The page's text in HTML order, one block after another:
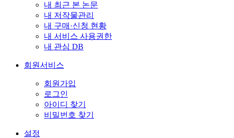
내 최근 본 논문
내 저작물관리
내 구매·신청 현황
내 서비스 사용권한
내 관심 DB
회원서비스
회원가입
로그인
아이디 찾기
비밀번호 찾기
설정